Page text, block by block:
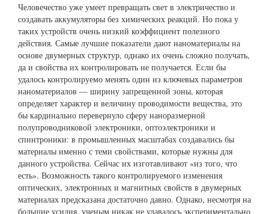
Человечество уже умеет превращать свет в электричество и
создавать аккумуляторы без химических реакций. Но пока у
таких устройств очень низкий коэффициент полезного
действия. Самые лучшие показатели дают наноматериалы на
основе двумерных структур, однако их очень сложно получать,
да и свойства их контролировать не получается. Если бы
удалось контролируемо менять один из ключевых параметров
наноматериалов — ширину запрещенной зоны, которая
определяет характер и величину проводимости вещества, это
бы кардинально перевернуло сферу наноразмерной
полупроводниковой электроники, оптоэлектроники и
спинтроники: в промышленных масштабах создавались бы
материалы именно с теми свойствами, которые нужны для
данного устройства. Сейчас их изготавливают «из того, что
есть». Возможность такого контролируемого изменения
оптических, электронных и магнитных свойств в двумерных
материалах предсказана достаточно давно. Однако, несмотря на
большие усилия, ученым никак не удавалось экспериментально